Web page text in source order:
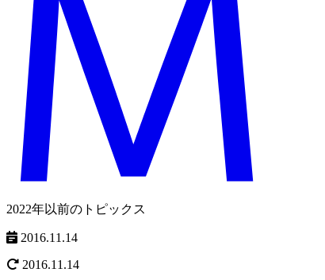
2022年以前のトピックス
2016.11.14
2016.11.14